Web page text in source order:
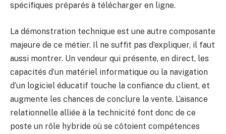
spécifiques préparés à télécharger en ligne.
La démonstration technique est une autre composante
majeure de ce métier. Il ne suffit pas d’expliquer, il faut
aussi montrer. Un vendeur qui présente, en direct, les
capacités d’un matériel informatique ou la navigation
d’un logiciel éducatif touche la confiance du client, et
augmente les chances de conclure la vente. L’aisance
relationnelle alliée à la technicité font donc de ce
poste un rôle hybride où se côtoient compétences